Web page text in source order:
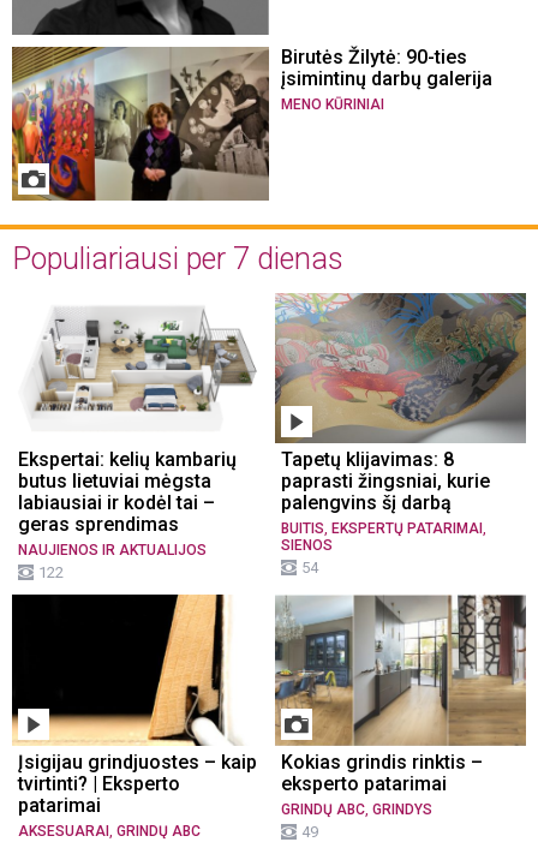
Birutės Žilytė: 90-ties
įsimintinų darbų galerija
MENO KŪRINIAI
Populiariausi per 7 dienas
Ekspertai: kelių kambarių
butus lietuviai mėgsta
labiausiai ir kodėl tai –
geras sprendimas
NAUJIENOS IR AKTUALIJOS
122
Tapetų klijavimas: 8
paprasti žingsniai, kurie
palengvins šį darbą
BUITIS, EKSPERTŲ PATARIMAI ,
SIENOS
54
Įsigijau grindjuostes – kaip
tvirtinti? | Eksperto
patarimai
AKSESUARAI GRINDŲ ABC
Kokias grindis rinktis –
eksperto patarimai
GRINDŲ ABC GRINDYS
49